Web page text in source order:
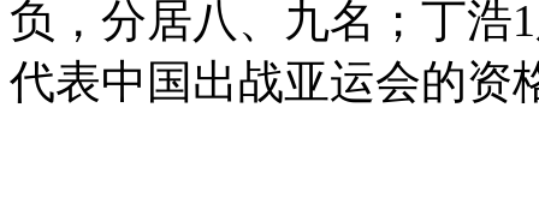
负，分居八、九名；丁浩
代表中国出战亚运会的资